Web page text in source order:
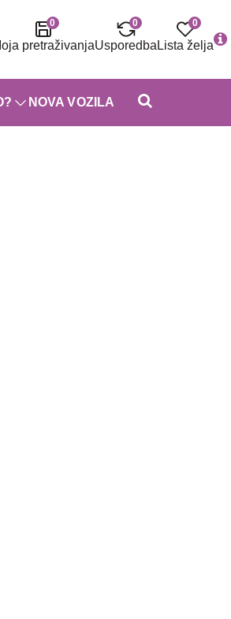
0
pretraživanja
0
Usporedba
0
Lista želja
NOVA VOZILA